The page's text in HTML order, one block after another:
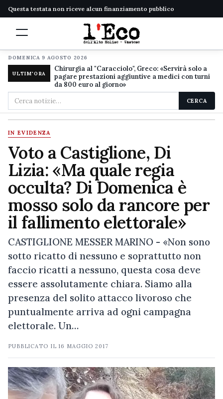
Questa testata non riceve alcun finanziamento pubblico
DOMENICA 9 AGOSTO 2026
ULTIM'ORA
Chirurgia al "Caracciolo", Greco: «Servirà solo a
pagare prestazioni aggiuntive a medici con turni
da 800 euro al giorno»
Cerca
nel
sito
CERCA
IN EVIDENZA
Voto a Castiglione, Di
Lizia: «Ma quale regia
occulta? Di Domenica è
mosso solo da rancore per
il fallimento elettorale»
CASTIGLIONE MESSER MARINO - «Non sono
sotto ricatto di nessuno e soprattutto non
faccio ricatti a nessuno, questa cosa deve
essere assolutamente chiara. Siamo alla
presenza del solito attacco livoroso che
puntualmente arriva ad ogni campagna
elettorale. Un…
PUBBLICATO IL16 MAGGIO 2017